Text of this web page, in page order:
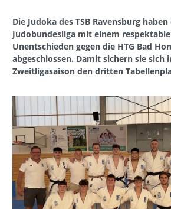
Die Judoka des TSB Ravensburg
Judobundesliga mit einem
Unentschieden gegen die HTG Bad
abgeschlossen. Damit sichern sie sich
Zweitligasaison den dritten